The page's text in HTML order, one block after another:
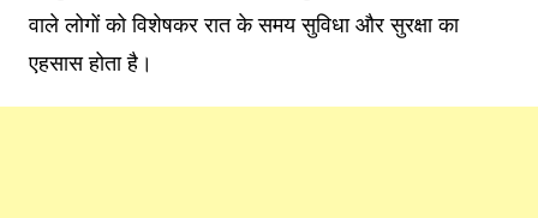
वाले लोगों को विशेषकर रात के समय सुविधा और सुरक्षा का
एहसास होता है।